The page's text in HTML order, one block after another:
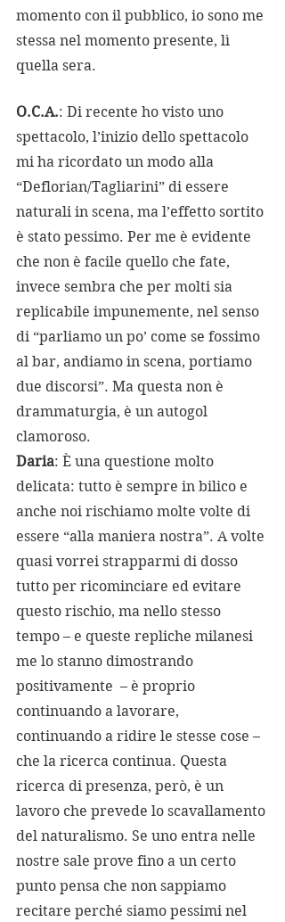
momento con il pubblico, io sono me
stessa nel momento presente, lì
quella sera.
O.C.A.: Di recente ho visto uno
spettacolo, l’inizio dello spettacolo
mi ha ricordato un modo alla
“Deflorian/Tagliarini” di essere
naturali in scena, ma l’effetto sortito
è stato pessimo. Per me è evidente
che non è facile quello che fate,
invece sembra che per molti sia
replicabile impunemente, nel senso
di “parliamo un po’ come se fossimo
al bar, andiamo in scena, portiamo
due discorsi”. Ma questa non è
drammaturgia, è un autogol
clamoroso.
Daria: È una questione molto
delicata: tutto è sempre in bilico e
anche noi rischiamo molte volte di
essere “alla maniera nostra”. A volte
quasi vorrei strapparmi di dosso
tutto per ricominciare ed evitare
questo rischio, ma nello stesso
tempo – e queste repliche milanesi
me lo stanno dimostrando
positivamente  – è proprio
continuando a lavorare,
continuando a ridire le stesse cose –
che la ricerca continua. Questa
ricerca di presenza, però, è un
lavoro che prevede lo scavallamento
del naturalismo. Se uno entra nelle
nostre sale prove fino a un certo
punto pensa che non sappiamo
recitare perché siamo pessimi nel